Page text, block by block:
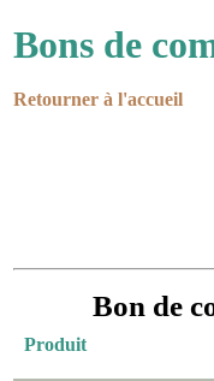
Bons de
Retourner à l'accueil
Bon de
Produit